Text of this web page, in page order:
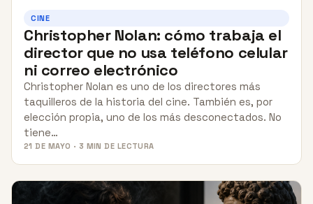
CINE
Christopher Nolan: cómo trabaja el
director que no usa teléfono celular
ni correo electrónico
Christopher Nolan es uno de los directores más
taquilleros de la historia del cine. También es, por
elección propia, uno de los más desconectados. No
tiene…
21 DE MAYO · 3 MIN DE LECTURA